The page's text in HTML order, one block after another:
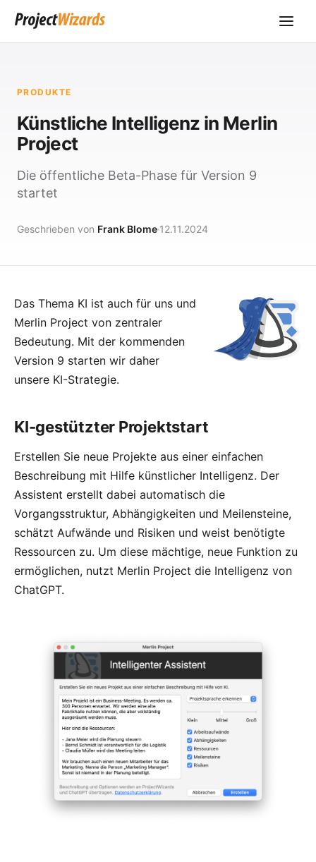
PRODUKTE
Künstliche Intelligenz in Merlin
Project
Die öffentliche Beta-Phase für Version 9
startet
Geschrieben von Frank Blome 12.11.2024
Das Thema KI ist auch für uns und
Merlin Project von zentraler
Bedeutung. Mit der kommenden
Version 9 starten wir daher
unsere KI-Strategie.
KI-gestützter Projektstart
Erstellen Sie neue Projekte aus einer einfachen
Beschreibung mit Hilfe künstlicher Intelligenz. Der
Assistent erstellt dabei automatisch die
Vorgangsstruktur, Abhängigkeiten und Meilensteine,
schätzt Aufwände und Risiken und weist benötigte
Ressourcen zu. Um diese mächtige, neue Funktion zu
ermöglichen, nutzt Merlin Project die Intelligenz von
ChatGPT.